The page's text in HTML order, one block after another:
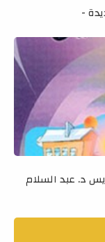
-
د. عبد السلام